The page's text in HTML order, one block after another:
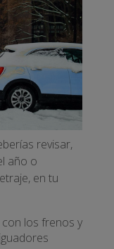
revisar,
año o
en tu
con los frenos y